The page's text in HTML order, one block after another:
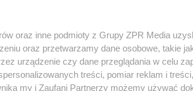
oraz inne podmioty z Grupy ZPR Media
oraz przetwarzamy dane osobowe, takie
urządzenie czy dane przeglądania w celu
treści, pomiar reklam i
my i Zaufani Partnerzy możemy używać